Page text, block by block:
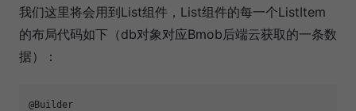
我们这里将会用到List组件，List组件的每一个ListItem
的布局代码如下（db对象对应Bmob后端云获取的一条数
据）：
@Builder